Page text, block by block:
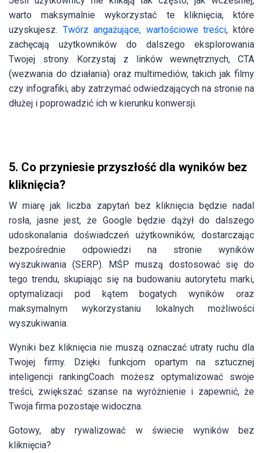
warto maksymalnie wykorzystać te kliknięcia, które
uzyskujesz. Twórz angażujące, wartościowe treści, które
zachęcają użytkowników do dalszego eksplorowania
Twojej strony. Korzystaj z linków wewnętrznych, CTA
(wezwania do działania) oraz multimediów, takich jak filmy
czy infografiki, aby zatrzymać odwiedzających na stronie na
dłużej i poprowadzić ich w kierunku konwersji.
5. Co przyniesie przyszłość dla wyników bez
kliknięcia?
W miarę jak liczba zapytań bez kliknięcia będzie nadal
rosła, jasne jest, że Google będzie dążył do dalszego
udoskonalania doświadczeń użytkowników, dostarczając
bezpośrednie odpowiedzi na stronie wyników
wyszukiwania (SERP). MŚP muszą dostosować się do
tego trendu, skupiając się na budowaniu autorytetu marki,
optymalizacji pod kątem bogatych wyników oraz
maksymalnym wykorzystaniu lokalnych możliwości
wyszukiwania.
Wyniki bez kliknięcia nie muszą oznaczać utraty ruchu dla
Twojej firmy. Dzięki funkcjom opartym na sztucznej
inteligencji rankingCoach możesz optymalizować swoje
treści, zwiększać szanse na wyróżnienie i zapewnić, że
Twoja firma pozostaje widoczna.
Gotowy, aby rywalizować w świecie wyników bez
kliknięcia?